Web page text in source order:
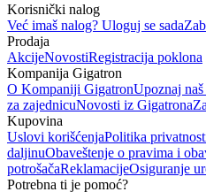
Korisnički nalog
Već imaš nalog? Uloguj se sada
Prodaja
AkcijeNovostiRegistracija poklona
Kompanija Gigatron
O Kompaniji GigatronUpoznaj
za zajednicuNovosti iz Gigatrona
Kupovina
Uslovi korišćenjaPolitika
daljinuObaveštenje o pravima i
potrošačaReklamacijeOsiguranje
Potrebna ti je pomoć?